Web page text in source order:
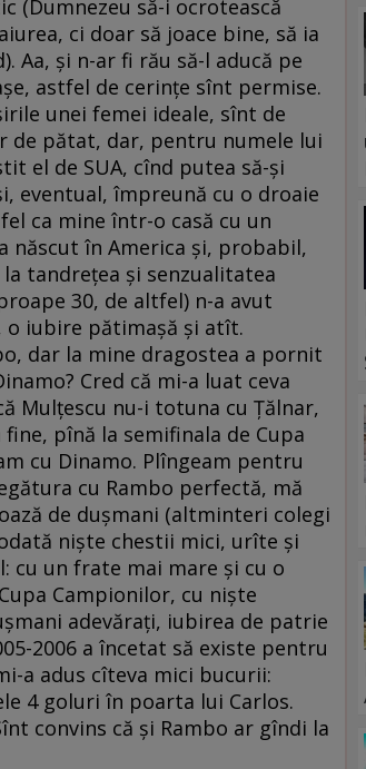
(Dumnezeu să-i ocrotească
ci doar să joace bine, să ia
Aa, şi n-ar fi rău să-l aducă pe
astfel de cerinţe sînt permise.
unei femei ideale, sînt de
de pătat, dar, pentru numele lui
el de SUA, cînd putea să-şi
eventual, împreună cu o droaie
ca mine într-o casă cu un
născut în America şi, probabil,
tandreţea şi senzualitatea
30, de altfel) n-a avut
o iubire pătimaşă şi atît.
dar la mine dragostea a pornit
Cred că mi-a luat ceva
Mulţescu nu-i totuna cu Ţălnar,
pînă la semifinala de Cupa
cu Dinamo. Plîngeam pentru
cu Rambo perfectă, mă
de duşmani (altminteri colegi
nişte chestii mici, urîte şi
cu un frate mai mare şi cu o
Campionilor, cu nişte
adevăraţi, iubirea de patrie
2006 a încetat să existe pentru
a adus cîteva mici bucurii:
4 goluri în poarta lui Carlos.
convins că şi Rambo ar gîndi la